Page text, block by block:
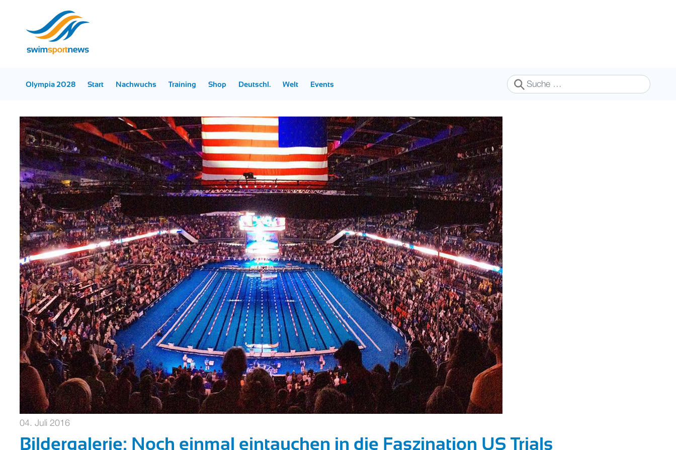
Olympia 2028 Start Nachwuchs Training Shop Deutschl. Welt Events
Suchen
04. Juli 2016
Bildergalerie: Noch einmal eintauchen in die Faszination US Trials